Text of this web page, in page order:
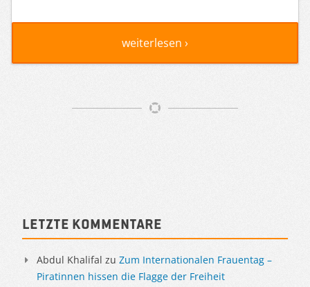
weiterlesen ›
Sidebar
Letzte Kommentare
Abdul Khalifal zu Zum Internationalen Frauentag –
Piratinnen hissen die Flagge der Freiheit